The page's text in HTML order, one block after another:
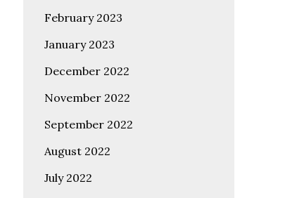
February 2023
January 2023
December 2022
November 2022
September 2022
August 2022
July 2022